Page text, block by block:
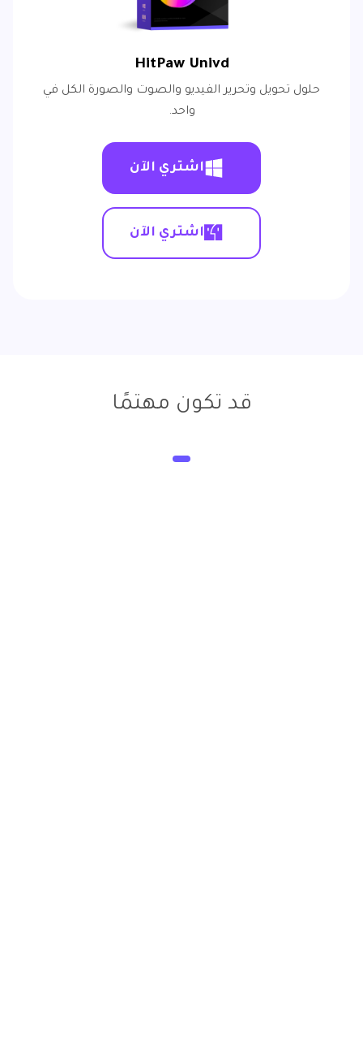
HitPaw Univd
حلول تحويل وتحرير الفيديو والصوت والصورة الكل في
واحد.
اشتري الآن
اشتري الآن
قد تكون مهتمًا